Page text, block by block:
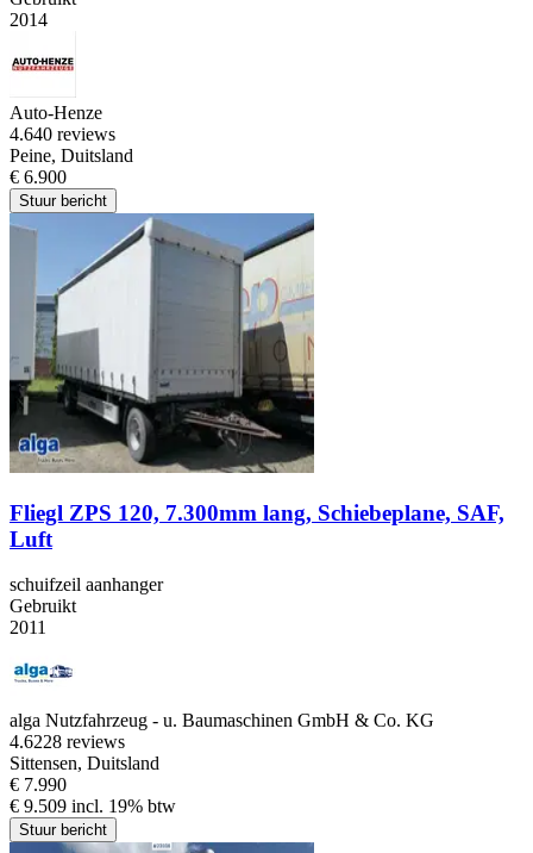
2014
Auto-Henze
4.640 reviews
Peine, Duitsland
€ 6.900
Stuur bericht
Fliegl ZPS 120, 7.300mm lang, Schiebeplane, SAF,
Luft
schuifzeil aanhanger
Gebruikt
2011
alga Nutzfahrzeug - u. Baumaschinen GmbH & Co. KG
4.6228 reviews
Sittensen, Duitsland
€ 7.990
€ 9.509 incl. 19% btw
Stuur bericht